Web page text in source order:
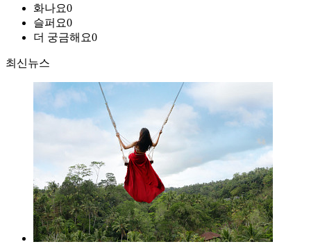
화나요0
슬퍼요0
더 궁금해요0
최신뉴스